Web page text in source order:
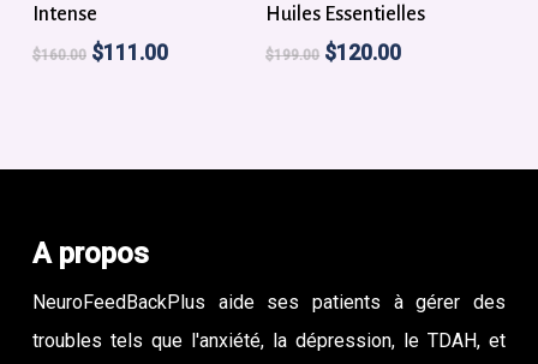
Intense
$160.00 Le
$111.00Le
Huiles Essentielles
$199.00 Le
$120.00Le
A propos
NeuroFeedBackPlus aide ses patients à gérer des
troubles tels que l'anxiété, la dépression, le TDAH, et